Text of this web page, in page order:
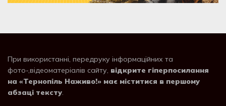
При використанні, передруку інформаційних та
фото-,відеоматеріалів сайту, відкрите гіперпосилання
на «Тернопіль Наживо!» має міститися в першому
абзаці тексту.